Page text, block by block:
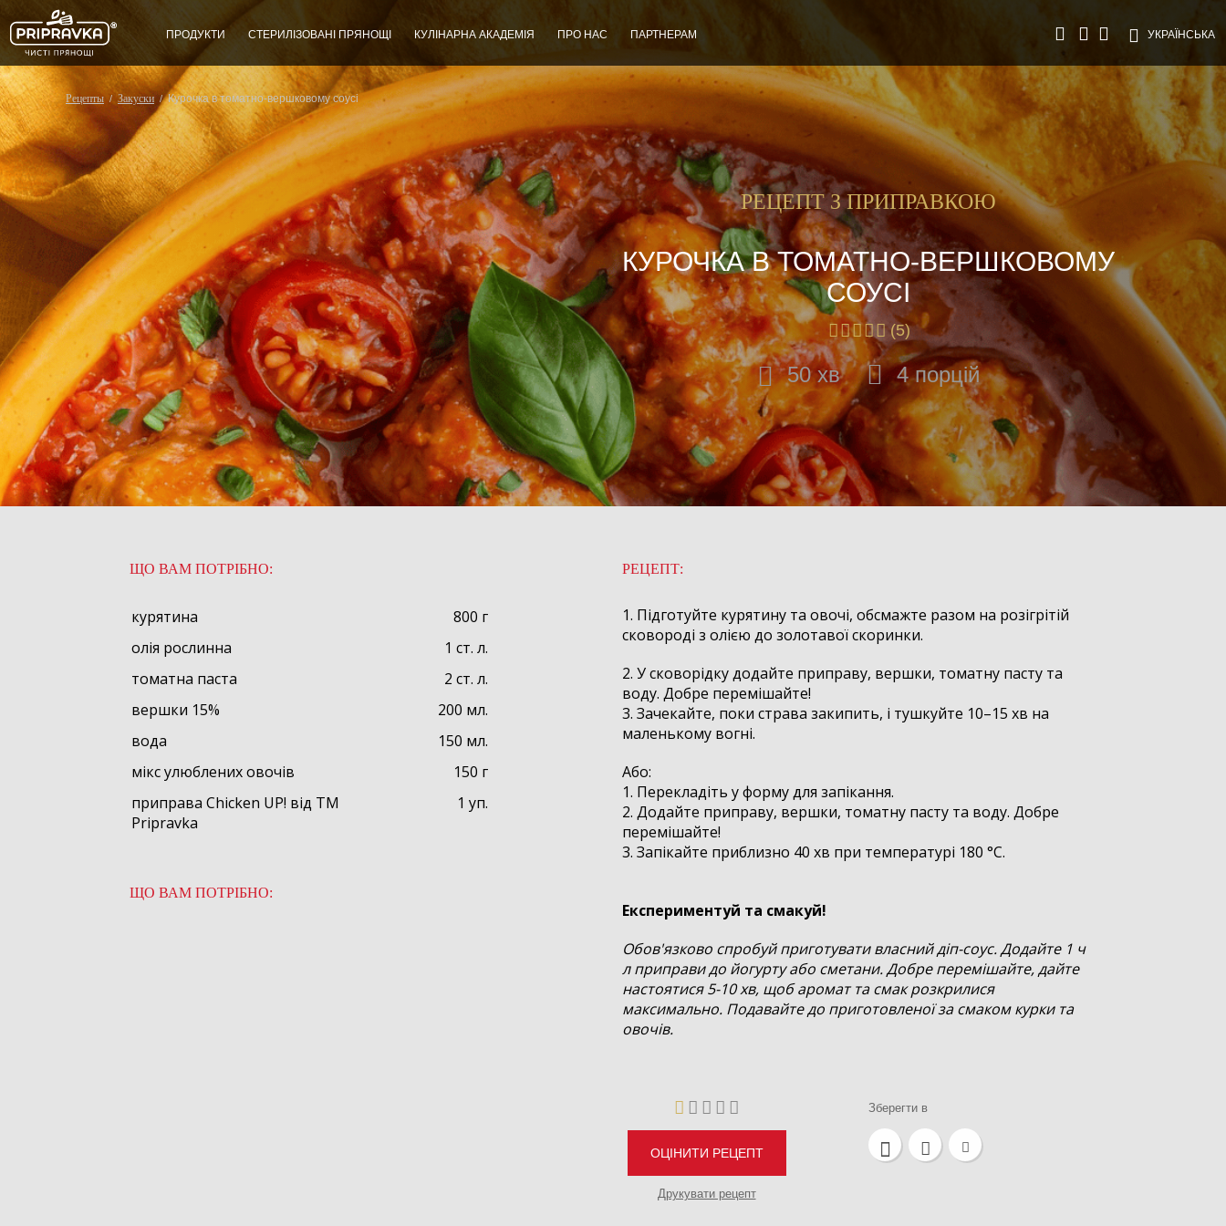
ПРОДУКТИ СТЕРИЛІЗОВАНІ ПРЯНОЩІ КУЛІНАРНА АКАДЕМІЯ ПРО НАС ПАРТНЕРАМ УКРАЇНСЬКА
Рецепты / Закуски / Курочка в томатно-вершковому соусі
РЕЦЕПТ З ПРИПРАВКОЮ
КУРОЧКА В ТОМАТНО-ВЕРШКОВОМУ
СОУСІ
(5)
50 хв 4 порцій
ЩО ВАМ ПОТРІБНО:
курятина
800 г
олія рослинна
1 ст. л.
томатна паста
2 ст. л.
вершки 15%
200 мл.
вода
150 мл.
мікс улюблених овочів
150 г
приправа Chicken UP! від TM
Pripravka
1 уп.
ЩО ВАМ ПОТРІБНО:
РЕЦЕПТ:
1. Підготуйте курятину та овочі, обсмажте разом на розігрітій
сковороді з олією до золотавої скоринки.
2. У сковорідку додайте приправу, вершки, томатну пасту та
воду. Добре перемішайте!
3. Зачекайте, поки страва закипить, і тушкуйте 10–15 хв на
маленькому вогні.
Або:
1. Перекладіть у форму для запікання.
2. Додайте приправу, вершки, томатну пасту та воду. Добре
перемішайте!
3. Запікайте приблизно 40 хв при температурі 180 °C.
Експериментуй та смакуй!
Обов'язково спробуй приготувати власний діп-соус. Додайте 1 ч
л приправи до йогурту або сметани. Добре перемішайте, дайте
настоятися 5-10 хв, щоб аромат та смак розкрилися
максимально. Подавайте до приготовленої за смаком курки та
овочів.
ОЦІНИТИ РЕЦЕПТ
Друкувати рецепт
Зберегти в